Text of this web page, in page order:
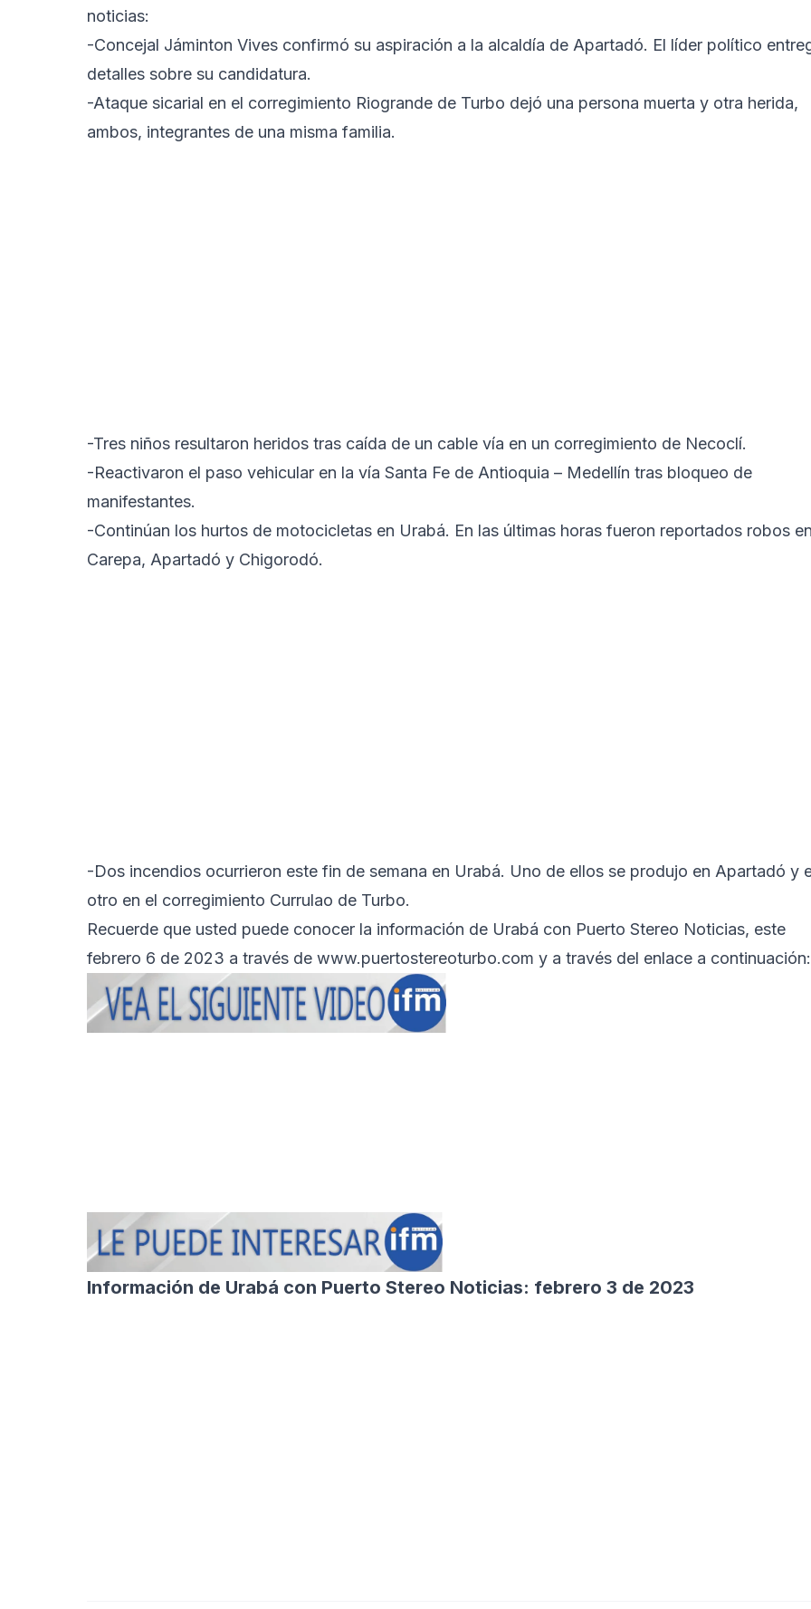
noticias:
-Concejal Jáminton Vives confirmó su aspiración a la alcaldía de Apartadó. El líder político
detalles sobre su candidatura.
-Ataque sicarial en el corregimiento Riogrande de Turbo dejó una persona muerta y otra herida,
ambos, integrantes de una misma familia.
-Tres niños resultaron heridos tras caída de un cable vía en un corregimiento de Necoclí.
-Reactivaron el paso vehicular en la vía Santa Fe de Antioquia – Medellín tras bloqueo de
manifestantes.
-Continúan los hurtos de motocicletas en Urabá. En las últimas horas fueron reportados robos en
Carepa, Apartadó y Chigorodó.
-Dos incendios ocurrieron este fin de semana en Urabá. Uno de ellos se produjo en Apartadó y
otro en el corregimiento Currulao de Turbo.
Recuerde que usted puede conocer la información de Urabá con Puerto Stereo Noticias, este
febrero 6 de 2023 a través de www.puertostereoturbo.com y a través del enlace a continuación:
Información de Urabá con Puerto Stereo Noticias: febrero 3 de 2023